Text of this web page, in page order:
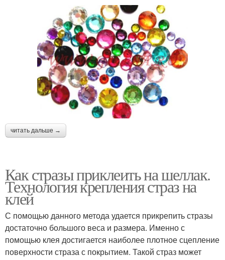
читать дальше →
Как стразы приклеить на шеллак.
Технология крепления страз на
клей
С помощью данного метода удается прикрепить стразы
достаточно большого веса и размера. Именно с
помощью клея достигается наиболее плотное сцепление
поверхности страза с покрытием. Такой страз может